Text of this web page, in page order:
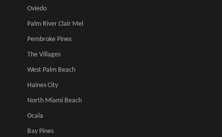
Oviedo
Palm River Clair Mel
Pembroke Pines
The Villages
West Palm Beach
Haines City
North Miami Beach
Ocala
Bay Pines